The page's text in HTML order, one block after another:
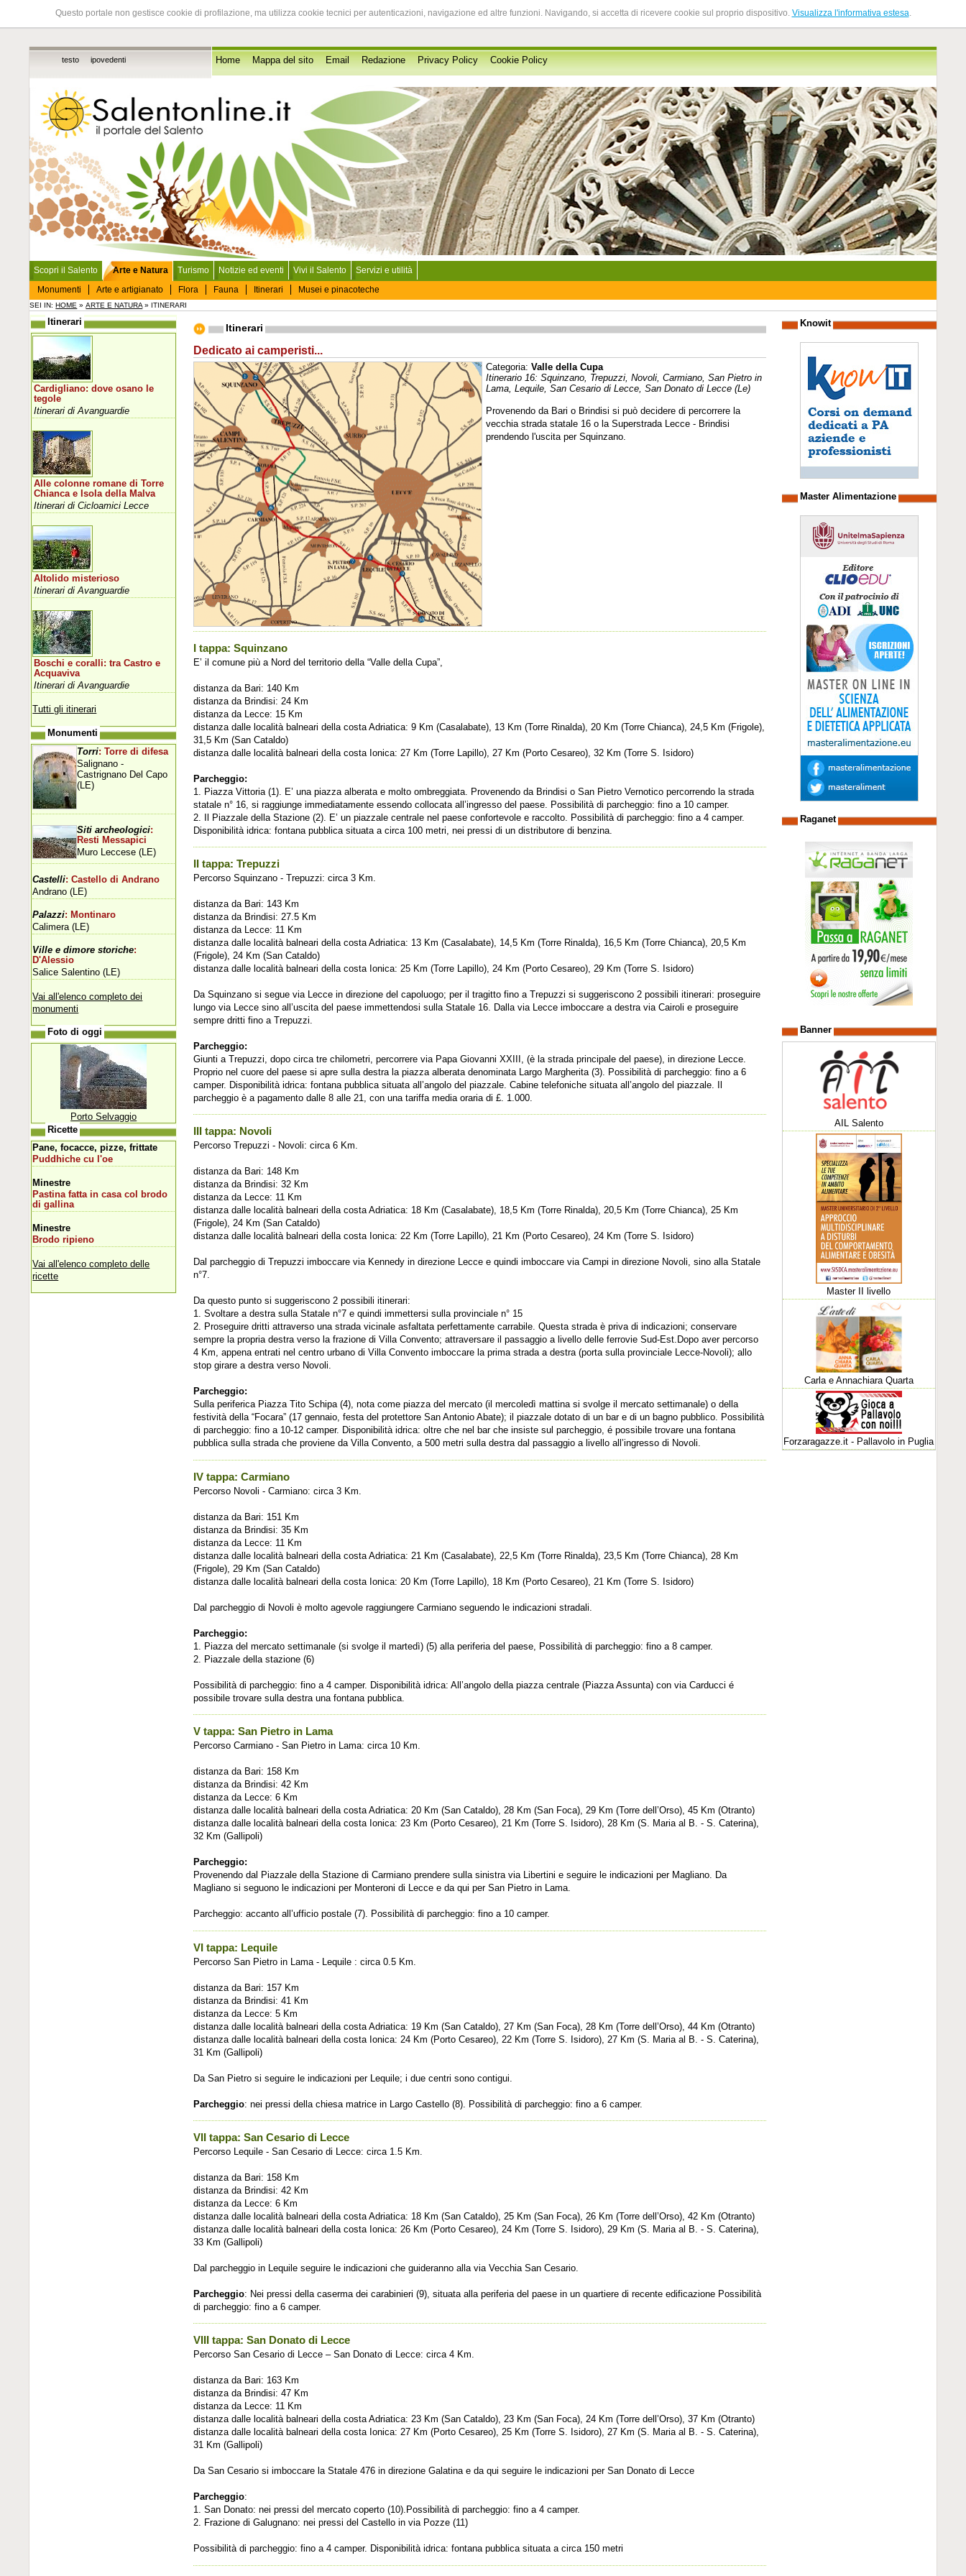
Questo portale non gestisce cookie di profilazione, ma utilizza cookie tecnici per autenticazioni, navigazione ed altre funzioni. Navigando, si accetta di ricevere cookie sul proprio dispositivo. Visualizza l'informativa estesa.
testo ipovedenti Home Mappa del sito Email Redazione Privacy Policy Cookie Policy
Scopri il Salento
Arte e Natura
Monumenti
Arte e artigianato Flora Fauna Itinerari Musei e pinacoteche
Turismo Notizie ed eventi Vivi il Salento Servizi e utilità
SEI IN:HOME »ARTE E NATURA » ITINERARI
Itinerari
Dedicato ai camperisti...
Categoria:Valle della Cupa
Itinerario 16: Squinzano, Trepuzzi, Novoli, Carmiano, San Pietro in
Lama, Lequile, San Cesario di Lecce, San Donato di Lecce (Le)
Provenendo da Bari o Brindisi si può decidere di percorrere la
vecchia strada statale 16 o la Superstrada Lecce - Brindisi
prendendo l'uscita per Squinzano.
I tappa: Squinzano
E’ il comune più a Nord del territorio della “Valle della Cupa”,
distanza da Bari: 140 Km
distanza da Brindisi: 24 Km
distanza da Lecce: 15 Km
distanza dalle località balneari della costa Adriatica: 9 Km (Casalabate), 13 Km (Torre Rinalda), 20 Km (Torre Chianca), 24,5 Km (Frigole),
31,5 Km (San Cataldo)
distanza dalle località balneari della costa Ionica: 27 Km (Torre Lapillo), 27 Km (Porto Cesareo), 32 Km (Torre S. Isidoro)
Parcheggio:
1. Piazza Vittoria (1). E’ una piazza alberata e molto ombreggiata. Provenendo da Brindisi o San Pietro Vernotico percorrendo la strada
statale n° 16, si raggiunge immediatamente essendo collocata all’ingresso del paese. Possibilità di parcheggio: fino a 10 camper.
2. Il Piazzale della Stazione (2). E’ un piazzale centrale nel paese confortevole e raccolto. Possibilità di parcheggio: fino a 4 camper.
Disponibilità idrica: fontana pubblica situata a circa 100 metri, nei pressi di un distributore di benzina.
II tappa: Trepuzzi
Percorso Squinzano - Trepuzzi: circa 3 Km.
distanza da Bari: 143 Km
distanza da Brindisi: 27.5 Km
distanza da Lecce: 11 Km
distanza dalle località balneari della costa Adriatica: 13 Km (Casalabate), 14,5 Km (Torre Rinalda), 16,5 Km (Torre Chianca), 20,5 Km
(Frigole), 24 Km (San Cataldo)
distanza dalle località balneari della costa Ionica: 25 Km (Torre Lapillo), 24 Km (Porto Cesareo), 29 Km (Torre S. Isidoro)
Da Squinzano si segue via Lecce in direzione del capoluogo; per il tragitto fino a Trepuzzi si suggeriscono 2 possibili itinerari: proseguire
lungo via Lecce sino all’uscita del paese immettendosi sulla Statale 16. Dalla via Lecce imboccare a destra via Cairoli e proseguire
sempre dritti fino a Trepuzzi.
Parcheggio:
Giunti a Trepuzzi, dopo circa tre chilometri, percorrere via Papa Giovanni XXIII, (è la strada principale del paese), in direzione Lecce.
Proprio nel cuore del paese si apre sulla destra la piazza alberata denominata Largo Margherita (3). Possibilità di parcheggio: fino a 6
camper. Disponibilità idrica: fontana pubblica situata all’angolo del piazzale. Cabine telefoniche situata all’angolo del piazzale. Il
parcheggio è a pagamento dalle 8 alle 21, con una tariffa media oraria di £. 1.000.
III tappa: Novoli
Percorso Trepuzzi - Novoli: circa 6 Km.
distanza da Bari: 148 Km
distanza da Brindisi: 32 Km
distanza da Lecce: 11 Km
distanza dalle località balneari della costa Adriatica: 18 Km (Casalabate), 18,5 Km (Torre Rinalda), 20,5 Km (Torre Chianca), 25 Km
(Frigole), 24 Km (San Cataldo)
distanza dalle località balneari della costa Ionica: 22 Km (Torre Lapillo), 21 Km (Porto Cesareo), 24 Km (Torre S. Isidoro)
Dal parcheggio di Trepuzzi imboccare via Kennedy in direzione Lecce e quindi imboccare via Campi in direzione Novoli, sino alla Statale
n°7.
Da questo punto si suggeriscono 2 possibili itinerari:
1. Svoltare a destra sulla Statale n°7 e quindi immettersi sulla provinciale n° 15
2. Proseguire dritti attraverso una strada vicinale asfaltata perfettamente carrabile. Questa strada è priva di indicazioni; conservare
sempre la propria destra verso la frazione di Villa Convento; attraversare il passaggio a livello delle ferrovie Sud-Est.Dopo aver percorso
4 Km, appena entrati nel centro urbano di Villa Convento imboccare la prima strada a destra (porta sulla provinciale Lecce-Novoli); allo
stop girare a destra verso Novoli.
Parcheggio:
Sulla periferica Piazza Tito Schipa (4), nota come piazza del mercato (il mercoledì mattina si svolge il mercato settimanale) o della
festività della “Focara” (17 gennaio, festa del protettore San Antonio Abate); il piazzale dotato di un bar e di un bagno pubblico. Possibilità
di parcheggio: fino a 10-12 camper. Disponibilità idrica: oltre che nel bar che insiste sul parcheggio, é possibile trovare una fontana
pubblica sulla strada che proviene da Villa Convento, a 500 metri sulla destra dal passaggio a livello all’ingresso di Novoli.
IV tappa: Carmiano
Percorso Novoli - Carmiano: circa 3 Km.
distanza da Bari: 151 Km
distanza da Brindisi: 35 Km
distanza da Lecce: 11 Km
distanza dalle località balneari della costa Adriatica: 21 Km (Casalabate), 22,5 Km (Torre Rinalda), 23,5 Km (Torre Chianca), 28 Km
(Frigole), 29 Km (San Cataldo)
distanza dalle località balneari della costa Ionica: 20 Km (Torre Lapillo), 18 Km (Porto Cesareo), 21 Km (Torre S. Isidoro)
Dal parcheggio di Novoli è molto agevole raggiungere Carmiano seguendo le indicazioni stradali.
Parcheggio:
1. Piazza del mercato settimanale (si svolge il martedì) (5) alla periferia del paese, Possibilità di parcheggio: fino a 8 camper.
2. Piazzale della stazione (6)
Possibilità di parcheggio: fino a 4 camper. Disponibilità idrica: All’angolo della piazza centrale (Piazza Assunta) con via Carducci é
possibile trovare sulla destra una fontana pubblica.
V tappa: San Pietro in Lama
Percorso Carmiano - San Pietro in Lama: circa 10 Km.
distanza da Bari: 158 Km
distanza da Brindisi: 42 Km
distanza da Lecce: 6 Km
distanza dalle località balneari della costa Adriatica: 20 Km (San Cataldo), 28 Km (San Foca), 29 Km (Torre dell’Orso), 45 Km (Otranto)
distanza dalle località balneari della costa Ionica: 23 Km (Porto Cesareo), 21 Km (Torre S. Isidoro), 28 Km (S. Maria al B. - S. Caterina),
32 Km (Gallipoli)
Parcheggio:
Provenendo dal Piazzale della Stazione di Carmiano prendere sulla sinistra via Libertini e seguire le indicazioni per Magliano. Da
Magliano si seguono le indicazioni per Monteroni di Lecce e da qui per San Pietro in Lama.
Parcheggio: accanto all’ufficio postale (7). Possibilità di parcheggio: fino a 10 camper.
VI tappa: Lequile
Percorso San Pietro in Lama - Lequile : circa 0.5 Km.
distanza da Bari: 157 Km
distanza da Brindisi: 41 Km
distanza da Lecce: 5 Km
distanza dalle località balneari della costa Adriatica: 19 Km (San Cataldo), 27 Km (San Foca), 28 Km (Torre dell’Orso), 44 Km (Otranto)
distanza dalle località balneari della costa Ionica: 24 Km (Porto Cesareo), 22 Km (Torre S. Isidoro), 27 Km (S. Maria al B. - S. Caterina),
31 Km (Gallipoli)
Da San Pietro si seguire le indicazioni per Lequile; i due centri sono contigui.
Parcheggio: nei pressi della chiesa matrice in Largo Castello (8). Possibilità di parcheggio: fino a 6 camper.
VII tappa: San Cesario di Lecce
Percorso Lequile - San Cesario di Lecce: circa 1.5 Km.
distanza da Bari: 158 Km
distanza da Brindisi: 42 Km
distanza da Lecce: 6 Km
distanza dalle località balneari della costa Adriatica: 18 Km (San Cataldo), 25 Km (San Foca), 26 Km (Torre dell’Orso), 42 Km (Otranto)
distanza dalle località balneari della costa Ionica: 26 Km (Porto Cesareo), 24 Km (Torre S. Isidoro), 29 Km (S. Maria al B. - S. Caterina),
33 Km (Gallipoli)
Dal parcheggio in Lequile seguire le indicazioni che guideranno alla via Vecchia San Cesario.
Parcheggio: Nei pressi della caserma dei carabinieri (9), situata alla periferia del paese in un quartiere di recente edificazione Possibilità
di parcheggio: fino a 6 camper.
VIII tappa: San Donato di Lecce
Percorso San Cesario di Lecce – San Donato di Lecce: circa 4 Km.
distanza da Bari: 163 Km
distanza da Brindisi: 47 Km
distanza da Lecce: 11 Km
distanza dalle località balneari della costa Adriatica: 23 Km (San Cataldo), 23 Km (San Foca), 24 Km (Torre dell’Orso), 37 Km (Otranto)
distanza dalle località balneari della costa Ionica: 27 Km (Porto Cesareo), 25 Km (Torre S. Isidoro), 27 Km (S. Maria al B. - S. Caterina),
31 Km (Gallipoli)
Da San Cesario si imboccare la Statale 476 in direzione Galatina e da qui seguire le indicazioni per San Donato di Lecce
Parcheggio:
1. San Donato: nei pressi del mercato coperto (10).Possibilità di parcheggio: fino a 4 camper.
2. Frazione di Galugnano: nei pressi del Castello in via Pozze (11)
Possibilità di parcheggio: fino a 4 camper. Disponibilità idrica: fontana pubblica situata a circa 150 metri
Itinerari
Cardigliano: dove osano le
tegole
Itinerari di Avanguardie
Alle colonne romane di Torre
Chianca e Isola della Malva
Itinerari di Cicloamici Lecce
Altolido misterioso
Itinerari di Avanguardie
Boschi e coralli: tra Castro e
Acquaviva
Itinerari di Avanguardie
Tutti gli itinerari
Monumenti
Torri: Torre di difesa
Salignano -
Castrignano Del Capo
(LE)
Siti archeologici:
Resti Messapici
Muro Leccese (LE)
Castelli: Castello di Andrano
Andrano (LE)
Palazzi: Montinaro
Calimera (LE)
Ville e dimore storiche:
D'Alessio
Salice Salentino (LE)
Vai all'elenco completo dei
monumenti
Foto di oggi
Porto Selvaggio
Ricette
Pane, focacce, pizze, frittate
Puddhiche cu l'oe
Minestre
Pastina fatta in casa col brodo
di gallina
Minestre
Brodo ripieno
Vai all'elenco completo delle
ricette
Knowit
Master Alimentazione
Raganet
Banner
AIL Salento
Master II livello
Carla e Annachiara Quarta
Forzaragazze.it - Pallavolo in Puglia